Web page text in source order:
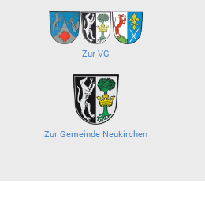
Zur VG
Zur Gemeinde Neukirchen